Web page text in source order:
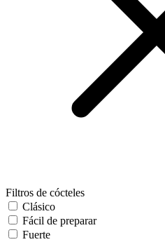
Filtros de cócteles
Clásico
Fácil de preparar
Fuerte